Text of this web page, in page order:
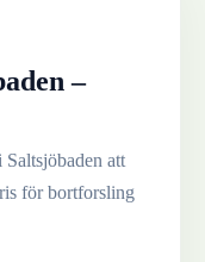
–
Saltsjöbaden att
för bortforsling